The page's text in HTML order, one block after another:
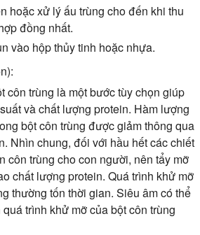
hoặc xử lý ấu trùng cho đến khi thu
đồng nhất.
vào hộp thủy tinh hoặc nhựa.
côn trùng là một bước tùy chọn giúp
và chất lượng protein. Hàm lượng
bột côn trùng được giảm thông qua
Nhìn chung, đối với hầu hết các chiết
côn trùng cho con người, nên tẩy mỡ
chất lượng protein. Quá trình khử mỡ
thường tốn thời gian. Siêu âm có thể
trình khử mỡ của bột côn trùng